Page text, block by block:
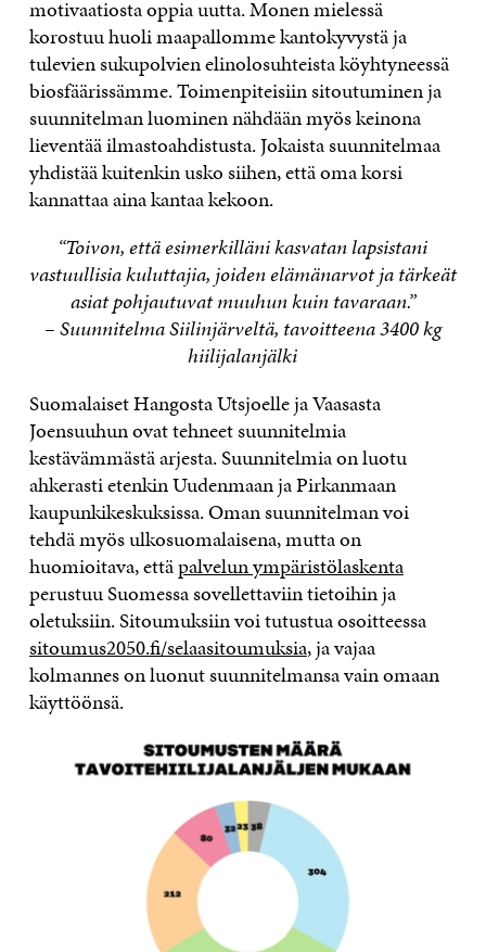
motivaatiosta oppia uutta. Monen mielessä
korostuu huoli maapallomme kantokyvystä ja
tulevien sukupolvien elinolosuhteista köyhtyneessä
biosfäärissämme. Toimenpiteisiin sitoutuminen ja
suunnitelman luominen nähdään myös keinona
lieventää ilmastoahdistusta. Jokaista suunnitelmaa
yhdistää kuitenkin usko siihen, että oma korsi
kannattaa aina kantaa kekoon.
“Toivon, että esimerkilläni kasvatan lapsistani
vastuullisia kuluttajia, joiden elämänarvot ja tärkeät
asiat pohjautuvat muuhun kuin tavaraan.”
– Suunnitelma Siilinjärveltä, tavoitteena 3400 kg
hiilijalanjälki
Suomalaiset Hangosta Utsjoelle ja Vaasasta
Joensuuhun ovat tehneet suunnitelmia
kestävämmästä arjesta. Suunnitelmia on luotu
ahkerasti etenkin Uudenmaan ja Pirkanmaan
kaupunkikeskuksissa. Oman suunnitelman voi
tehdä myös ulkosuomalaisena, mutta on
huomioitava, ettäpalvelun ympäristölaskenta
perustuu Suomessa sovellettaviin tietoihin ja
oletuksiin. Sitoumuksiin voi tutustua osoitteessa
sitoumus2050.fi/selaasitoumuksia, ja vajaa
kolmannes on luonut suunnitelmansa vain omaan
käyttöönsä.